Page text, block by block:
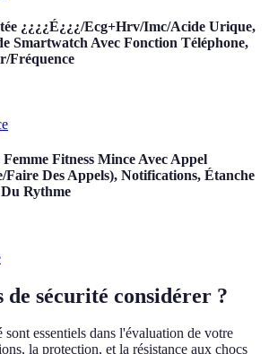
¿¿¿¿É¿¿¿/Ecg+Hrv/Imc/Acide Urique,
Smartwatch Avec Fonction Téléphone,
Fréquence
Fitness Mince Avec Appel
Des Appels), Notifications, Étanche
Rythme
de sécurité considérer ?
sont essentiels dans l'évaluation de votre
la protection, et la résistance aux chocs